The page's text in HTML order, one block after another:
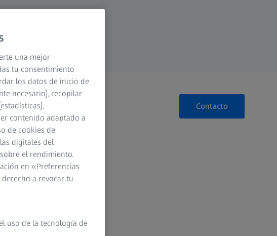
Contacto
y
de la
una mejor
tu consentimiento
los datos de inicio de
necesario), recopilar
contenido adaptado a
de cookies de
digitales del
el rendimiento.
en «Preferencias
a revocar tu
uso de la tecnología de